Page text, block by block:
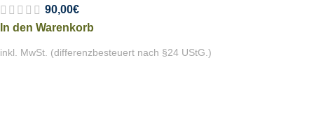
90,00€
In den Warenkorb
inkl. MwSt. (differenzbesteuert nach §24 UStG.)